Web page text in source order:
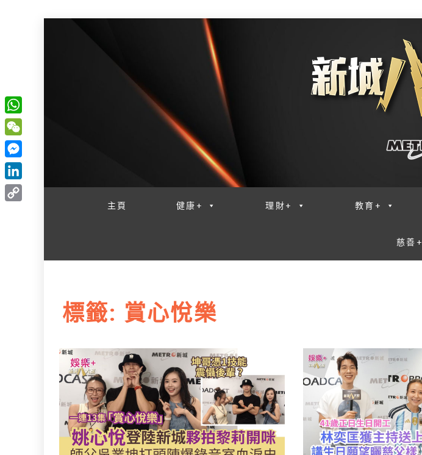
主頁 健康+ 理財+ 教育+
慈善+
標籤: 賞心悅樂
W
h
a
t
s
W
e
C
h
M
e
s
L
i